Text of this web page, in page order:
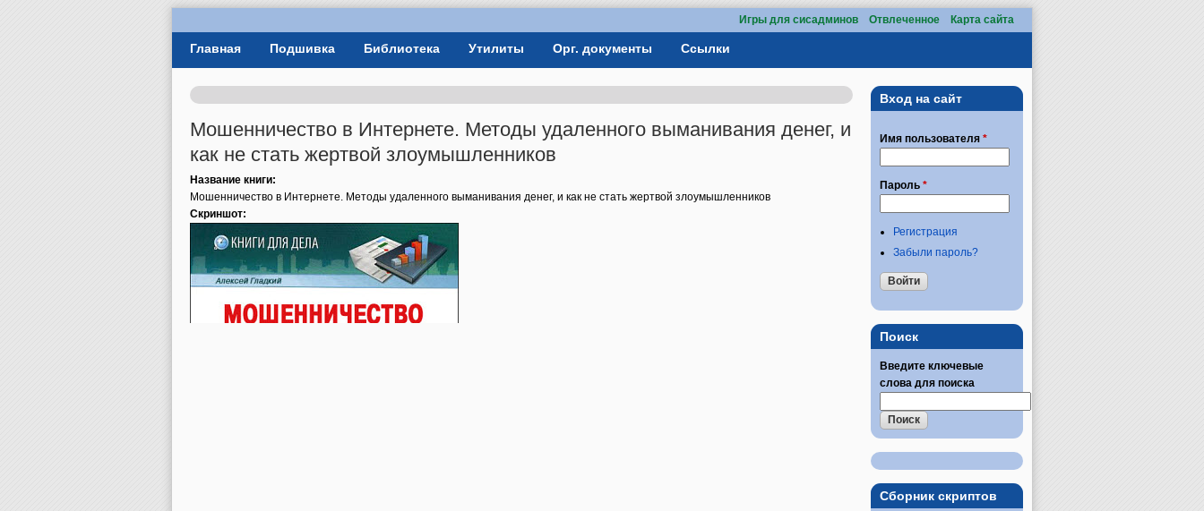
User Menu
Игры для сисадминов Отвлеченное Карта сайта
Мошенничество в Интернете. Методы удаленного выманивания денег, и
как не стать жертвой злоумышленников
Название книги:
Мошенничество в Интернете. Методы удаленного выманивания денег, и как не стать жертвой злоумышленников
Скриншот:
Главное меню
Главная Подшивка Библиотека Утилиты Орг. документы Ссылки
Вход на сайт
Имя пользователя *
Пароль *
Регистрация
Забыли пароль?
Поиск
Введите ключевые
слова для поиска
Сборник скриптов